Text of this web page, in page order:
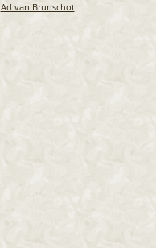
Ad van Brunschot.